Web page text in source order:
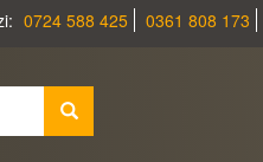
0724 588 425 0361 808 173